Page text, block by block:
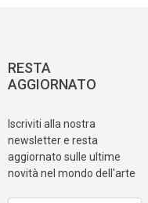
RESTA
AGGIORNATO
Iscriviti alla nostra
newsletter e resta
aggiornato sulle ultime
novità nel mondo dell'arte